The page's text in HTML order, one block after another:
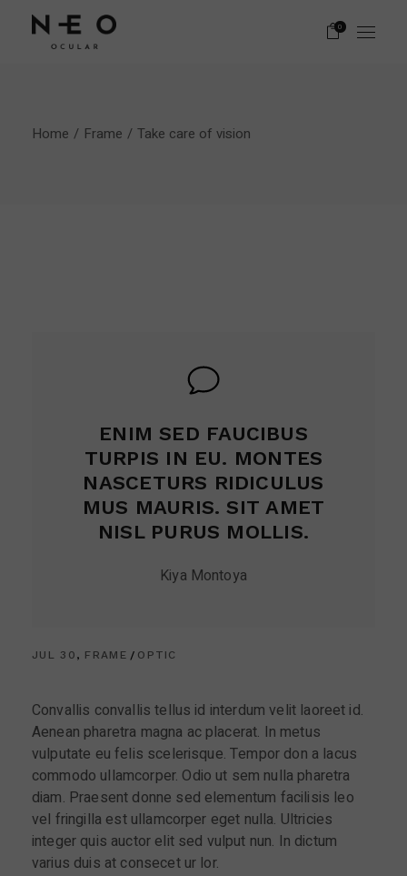
0
Home Frame Take care of vision
ENIM SED FAUCIBUS
TURPIS IN EU. MONTES
NASCETURS RIDICULUS
MUS MAURIS. SIT AMET
NISL PURUS MOLLIS.
Kiya Montoya
JUL 30 FRAME OPTIC
Convallis convallis tellus id interdum velit laoreet id.
Aenean pharetra magna ac placerat. In metus
vulputate eu felis scelerisque. Tempor don a lacus
commodo ullamcorper. Odio ut sem nulla pharetra
diam. Praesent donne sed elementum facilisis leo
vel fringilla est ullamcorper eget nulla. Ultricies
integer quis auctor elit sed vulput nun. In dictum
varius duis at consecet ur lor.